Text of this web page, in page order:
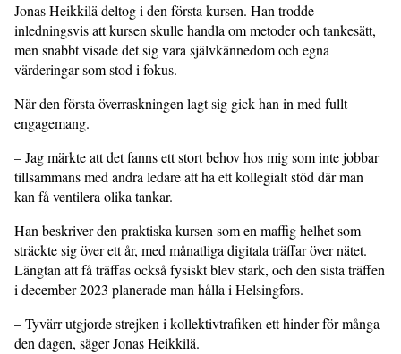
Jonas Heikkilä deltog i den första kursen. Han trodde
inledningsvis att kursen skulle handla om metoder och tankesätt,
men snabbt visade det sig vara självkännedom och egna
värderingar som stod i fokus.
När den första överraskningen lagt sig gick han in med fullt
engagemang.
– Jag märkte att det fanns ett stort behov hos mig som inte jobbar
tillsam­mans med andra ledare att ha ett kolle­gi­alt stöd där man
kan få ventilera olika tankar.
Han beskriver den praktiska kursen som en maffig helhet som
sträckte sig över ett år, med månatliga digitala träffar över nätet.
Längtan att få träffas också fysiskt blev stark, och den sista träffen
i december 2023 planerade man hålla i Helsingfors.
– Tyvärr utgjorde strejken i kollektivtrafiken ett hin­der för många
den dagen, säger Jonas Heikkilä.